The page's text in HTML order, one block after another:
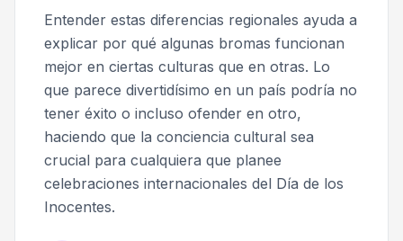
Entender estas diferencias regionales ayuda a
explicar por qué algunas bromas funcionan
mejor en ciertas culturas que en otras. Lo
que parece divertidísimo en un país podría no
tener éxito o incluso ofender en otro,
haciendo que la conciencia cultural sea
crucial para cualquiera que planee
celebraciones internacionales del Día de los
Inocentes.